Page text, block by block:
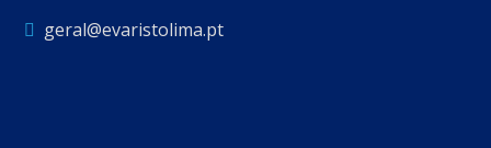
geral@evaristolima.pt